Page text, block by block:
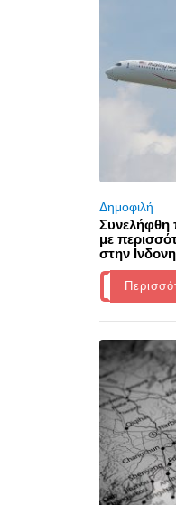
Δημοφιλή
Συνελήφθη
με
στην